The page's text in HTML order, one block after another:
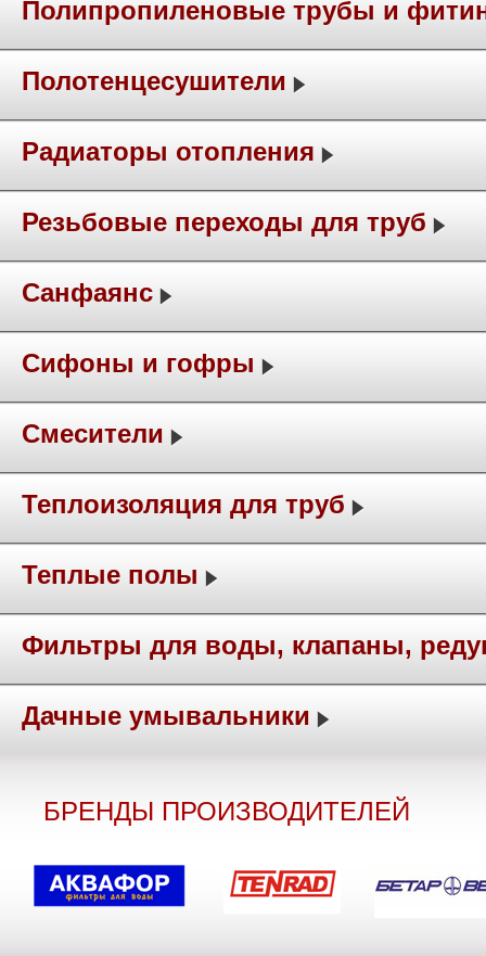
Полипропиленовые трубы и
Полотенцесушители
Радиаторы отопления
Резьбовые переходы для труб
Санфаянс
Сифоны и гофры
Смесители
Теплоизоляция для труб
Теплые полы
Фильтры для воды, клапаны,
Дачные умывальники
БРЕНДЫ ПРОИЗВОДИТЕЛЕЙ